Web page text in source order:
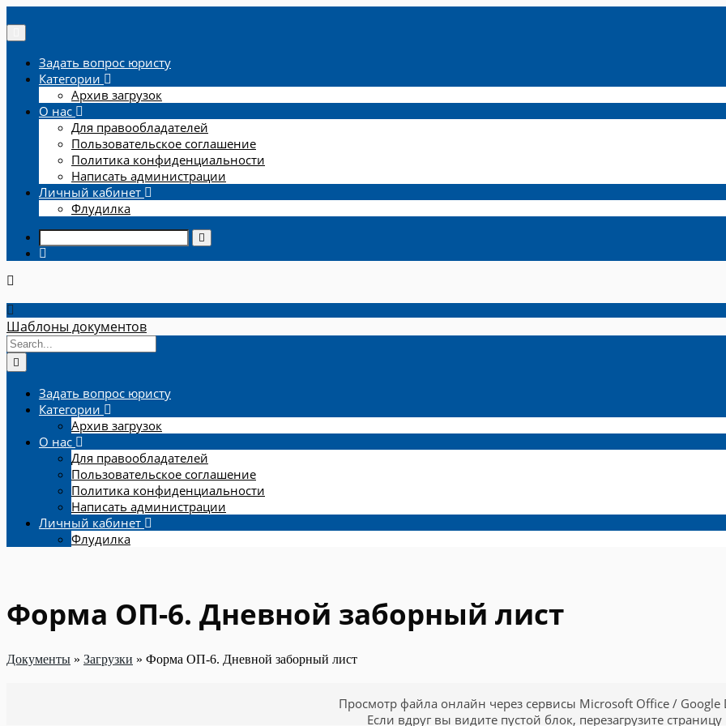
Задать вопрос юристу
Категории
Архив загрузок
О нас
Для правообладателей
Пользовательское соглашение
Политика конфиденциальности
Написать администрации
Личный кабинет
Флудилка
Шаблоны документов
Задать вопрос юристу
Категории
Архив загрузок
О нас
Для правообладателей
Пользовательское соглашение
Политика конфиденциальности
Написать администрации
Личный кабинет
Флудилка
Форма ОП-6. Дневной заборный лист
Документы » Загрузки » Форма ОП-6. Дневной заборный лист
Просмотр файла онлайн через сервисы Microsoft Office / Google
Если вдруг вы видите пустой блок, перезагрузите страницу